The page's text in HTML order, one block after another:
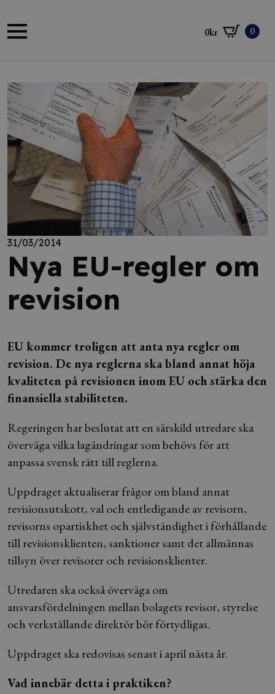
0kr 0
31/03/2014
Nya EU-regler om
revision
EU kommer troligen att anta nya regler om
revision. De nya reglerna ska bland annat höja
kvaliteten på revisionen inom EU och stärka den
finansiella stabiliteten.
Regeringen har beslutat att en särskild utredare ska
överväga vilka lagändringar som behövs för att
anpassa svensk rätt till reglerna.
Uppdraget aktualiserar frågor om bland annat
revisionsutskott, val och entledigande av revisorn,
revisorns opartiskhet och självständighet i förhållande
till revisionsklienten, sanktioner samt det allmännas
tillsyn över revisorer och revisionsklienter.
Utredaren ska också överväga om
ansvarsfördelningen mellan bolagets revisor, styrelse
och verkställande direktör bör förtydligas.
Uppdraget ska redovisas senast i april nästa år.
Vad innebär detta i praktiken?